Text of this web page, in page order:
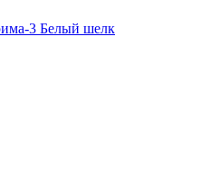
3 Белый шелк